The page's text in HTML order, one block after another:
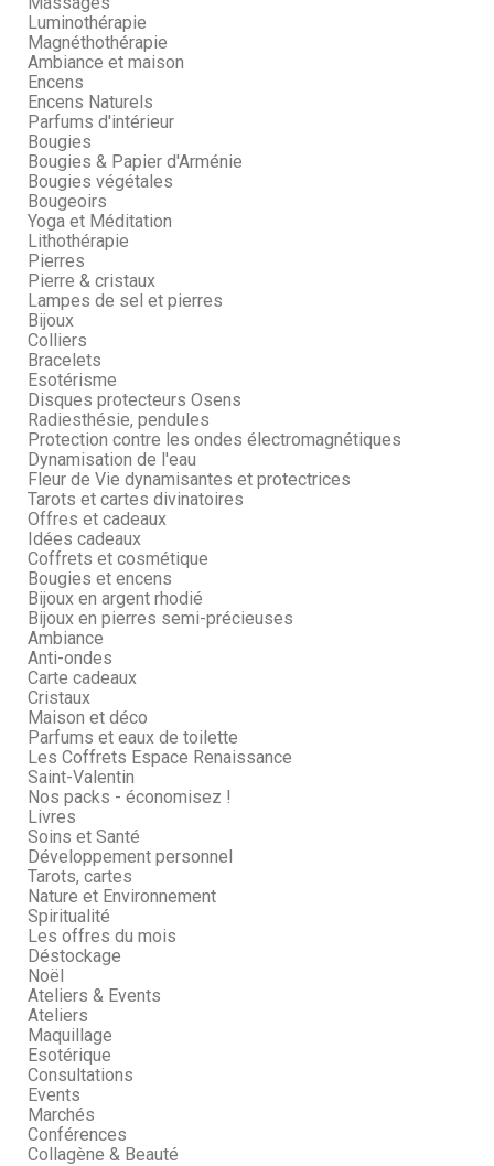
Luminothérapie
Magnéthothérapie
Ambiance et maison
Encens
Encens Naturels
Parfums d'intérieur
Bougies
Bougies & Papier d'Arménie
Bougies végétales
Bougeoirs
Yoga et Méditation
Lithothérapie
Pierres
Pierre & cristaux
Lampes de sel et pierres
Bijoux
Colliers
Bracelets
Esotérisme
Disques protecteurs Osens
Radiesthésie, pendules
Protection contre les ondes électromagnétiques
Dynamisation de l'eau
Fleur de Vie dynamisantes et protectrices
Tarots et cartes divinatoires
Offres et cadeaux
Idées cadeaux
Coffrets et cosmétique
Bougies et encens
Bijoux en argent rhodié
Bijoux en pierres semi-précieuses
Ambiance
Anti-ondes
Carte cadeaux
Cristaux
Maison et déco
Parfums et eaux de toilette
Les Coffrets Espace Renaissance
Saint-Valentin
Nos packs - économisez !
Livres
Soins et Santé
Développement personnel
Tarots, cartes
Nature et Environnement
Spiritualité
Les offres du mois
Déstockage
Noël
Ateliers & Events
Ateliers
Maquillage
Esotérique
Consultations
Events
Marchés
Conférences
Collagène & Beauté